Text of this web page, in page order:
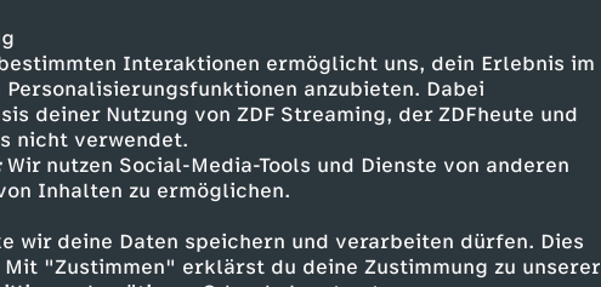
Interaktionen ermöglicht uns, dein Erlebnis im
anzubieten. Dabei
deiner Nutzung von ZDF Streaming, der ZDFheute und
nicht verwendet.
Wir nutzen Social-Media-Tools und Dienste von anderen
Inhalten zu ermöglichen.
wir deine Daten speichern und verarbeiten dürfen. Dies
"Zustimmen" erklärst du deine Zustimmung zu unserer
phoenix vor ort